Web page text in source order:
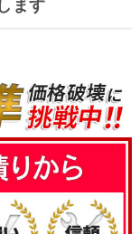
ます